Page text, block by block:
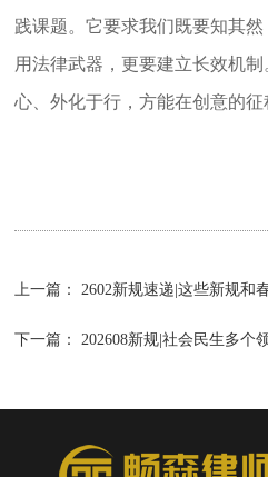
践课题。它要求我们既要知其
用法律武器，更要建立长效机制
心、外化于行，方能在创意的征
上一篇：2602新规速递|这些新规和
下一篇：202608新规|社会民生多个